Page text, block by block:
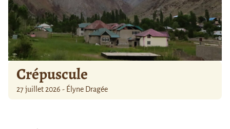
Crépuscule
27 juillet 2026 - Élyne Dragée